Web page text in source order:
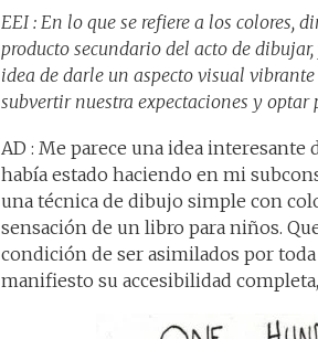
EEI : En lo que se refiere a los colores,
producto secundario del acto de
idea de darle un aspecto visual
subvertir nuestra expectaciones y
AD : Me parece una idea interesante
había estado haciendo en mi
una técnica de dibujo simple con
sensación de un libro para niños.
condición de ser asimilados por
manifiesto su accesibilidad